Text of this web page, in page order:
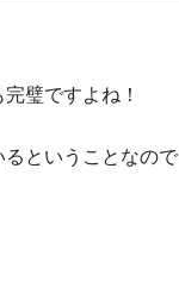
璧ですよね！
ということなので